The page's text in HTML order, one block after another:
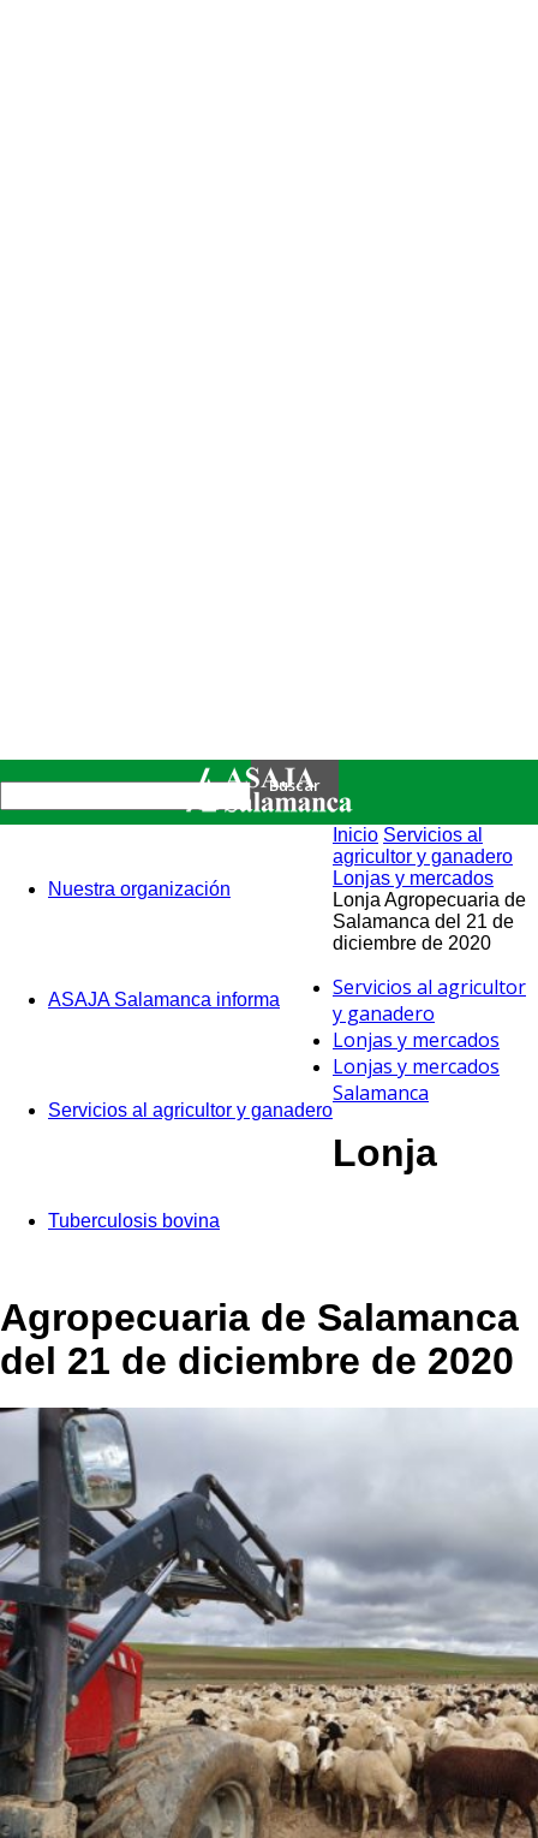
Nuestra organización
ASAJA Salamanca informa
Servicios al agricultor y ganadero
Tuberculosis bovina
Inicio Servicios al
agricultor y ganadero
Lonjas y mercados
Lonja Agropecuaria de
Salamanca del 21 de
diciembre de 2020
Servicios al agricultor
y ganadero
Lonjas y mercados
Lonjas y mercados
Salamanca
Lonja
Agropecuaria de Salamanca
del 21 de diciembre de 2020